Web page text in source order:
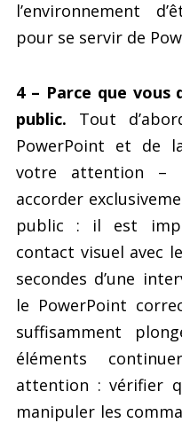
l’environnement
pour se servir de
4 – Parce que
public. Tout
PowerPoint et de
votre attention –
accorder
public : il est
contact visuel avec
secondes d’une
le PowerPoint
suffisamment
éléments
attention : vérifier
manipuler les